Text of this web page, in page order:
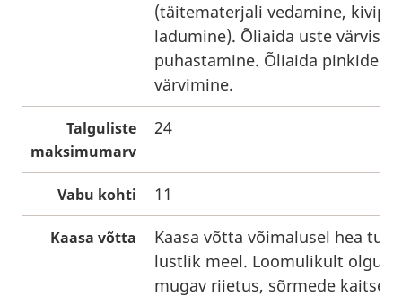
(täitematerjali vedamine,
ladumine). Õliaida uste värvist
puhastamine. Õliaida pinkide
värvimine.
Talguliste
maksimumarv
24
Vabu kohti 11
Kaasa võtta
Kaasa võtta võimalusel hea tuju
lustlik meel. Loomulikult olgu
mugav riietus, sõrmede kaitseks